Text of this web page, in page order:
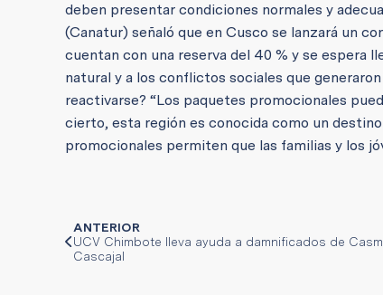
deben presentar condiciones normales y
(Canatur) señaló que en Cusco se lanzará un
cuentan con una reserva del 40 % y se espera
natural y a los conflictos sociales que
reactivarse? “Los paquetes promocionales
cierto, esta región es conocida como un
promocionales permiten que las familias y los
ANTERIOR
UCV Chimbote lleva ayuda a damnificados de
Cascajal